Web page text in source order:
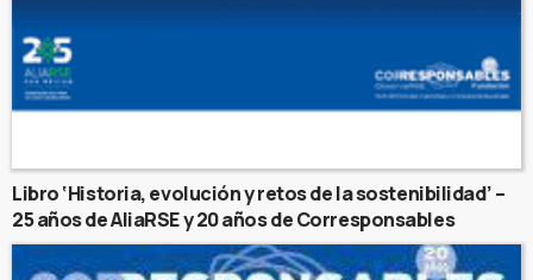
Libro ‘Historia, evolución y retos de la sostenibilidad’ –
25 años de AliaRSE y 20 años de Corresponsables